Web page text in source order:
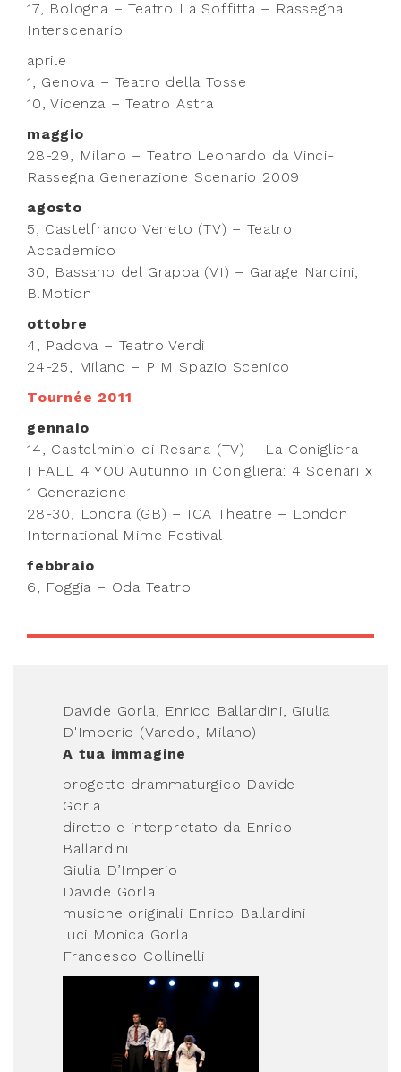
17, Bologna – Teatro La Soffitta – Rassegna
Interscenario
aprile
1, Genova – Teatro della Tosse
10, Vicenza – Teatro Astra
maggio
28-29, Milano – Teatro Leonardo da Vinci-
Rassegna Generazione Scenario 2009
agosto
5, Castelfranco Veneto (TV) – Teatro
Accademico
30, Bassano del Grappa (VI) – Garage Nardini,
B.Motion
ottobre
4, Padova – Teatro Verdi
24-25, Milano – PIM Spazio Scenico
Tournée 2011
gennaio
14, Castelminio di Resana (TV) – La Conigliera –
I FALL 4 YOU Autunno in Conigliera: 4 Scenari x
1 Generazione
28-30, Londra (GB) – ICA Theatre – London
International Mime Festival
febbraio
6, Foggia – Oda Teatro
Davide Gorla, Enrico Ballardini, Giulia
D'Imperio (Varedo, Milano)
A tua immagine
progetto drammaturgico Davide
Gorla
diretto e interpretato da Enrico
Ballardini
Giulia D’Imperio
Davide Gorla
musiche originali Enrico Ballardini
luci Monica Gorla
Francesco Collinelli